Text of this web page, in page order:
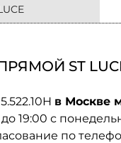
ST LUCE
в Москве
19:00 с
по